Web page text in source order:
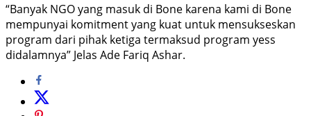
“Banyak NGO yang masuk di Bone karena kami di Bone
mempunyai komitment yang kuat untuk mensukseskan
program dari pihak ketiga termaksud program yess
didalamnya” Jelas Ade Fariq Ashar.